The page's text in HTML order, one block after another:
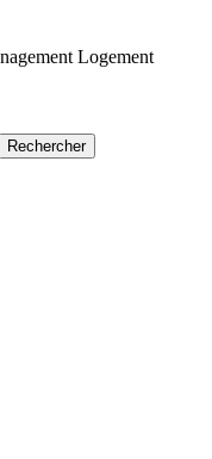
Logement
Rechercher